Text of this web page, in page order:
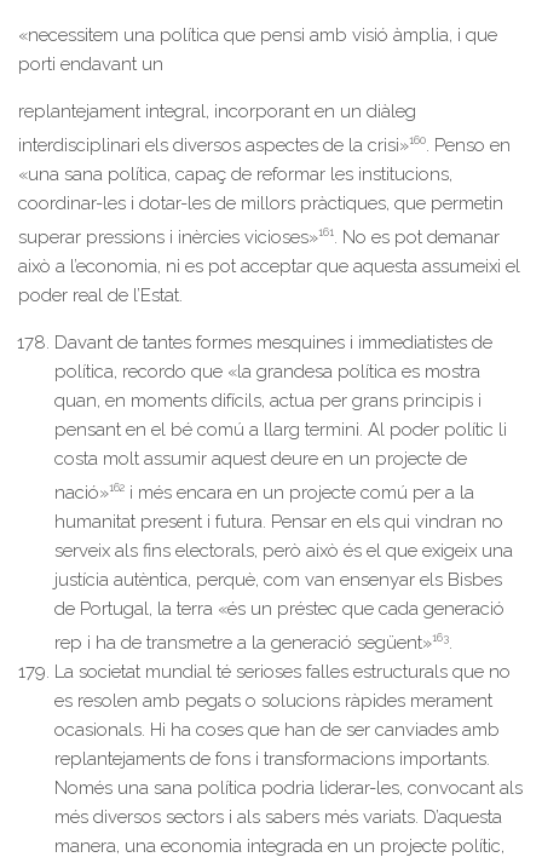
«necessitem una política que pensi amb visió àmplia, i que
porti endavant un
replantejament integral, incorporant en un diàleg
interdisciplinari els diversos aspectes de la crisi»160. Penso en
«una sana política, capaç de reformar les institucions,
coordinar-les i dotar-les de millors pràctiques, que permetin
superar pressions i inèrcies vicioses»161. No es pot demanar
això a l’economia, ni es pot acceptar que aquesta assumeixi el
poder real de l’Estat.
Davant de tantes formes mesquines i immediatistes de
política, recordo que «la grandesa política es mostra
quan, en moments difícils, actua per grans principis i
pensant en el bé comú a llarg termini. Al poder polític li
costa molt assumir aquest deure en un projecte de
nació»162 i més encara en un projecte comú per a la
humanitat present i futura. Pensar en els qui vindran no
serveix als fins electorals, però això és el que exigeix una
justícia autèntica, perquè, com van ensenyar els Bisbes
de Portugal, la terra «és un préstec que cada generació
rep i ha de transmetre a la generació següent»163.
La societat mundial té serioses falles estructurals que no
es resolen amb pegats o solucions ràpides merament
ocasionals. Hi ha coses que han de ser canviades amb
replantejaments de fons i transformacions importants.
Només una sana política podria liderar-les, convocant als
més diversos sectors i als sabers més variats. D’aquesta
manera, una economia integrada en un projecte polític,